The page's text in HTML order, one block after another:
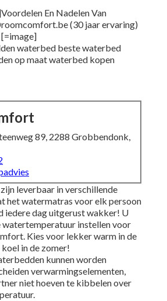
En Nadelen Van
(30 jaar ervaring)
89, 2288 Grobbendonk,
leverbaar in verschillende
het watermatras voor elk persoon
iedere dag uitgerust wakker! U
instellen voor
Kies voor lekker warm in de
in de zomer!
kunnen worden
verwarmingselementen,
niet hoeven te kibbelen over